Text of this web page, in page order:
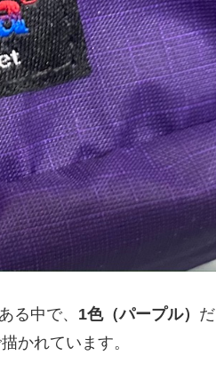
る中で、 1色（パープル） だ
かれています。